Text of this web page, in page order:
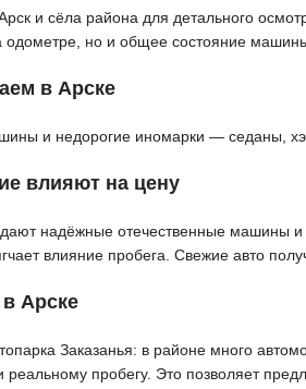
и сёла района для детального
одометре, но и общее состояние
в Арске
и недорогие иномарки — седаны,
влияют на цену
надёжные отечественные машины
влияние пробега. Свежие авто
Арске
Заказанья: в районе много
реальному пробегу. Это позволяет